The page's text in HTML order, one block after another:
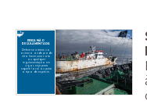
PESCA NÃO
REGULAMENTADA
Refere-se a áreas no
oceano onde pode
não haver uma cota
ou qualquer
regulamentação em
vigor, seja para
aquele local ou para
o tipo de espécie.